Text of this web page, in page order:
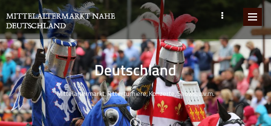
Deutschland
Mittelaltermarkt, Ritterturniere, Konzerte, Shows, u.v.m.